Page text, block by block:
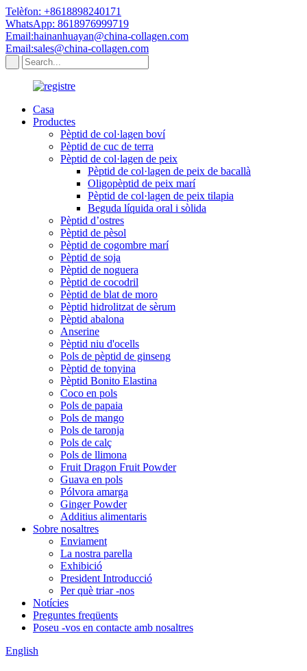
Telèfon: +8618898240171
WhatsApp: 8618976999719
Email:hainanhuayan@china-collagen.com
Email:sales@china-collagen.com
Casa
Productes
Pèptid de col·lagen boví
Pèptid de cuc de terra
Pèptid de col·lagen de peix
Pèptid de col·lagen de peix de bacallà
Oligopèptid de peix marí
Pèptid de col·lagen de peix tilapia
Beguda líquida oral i sòlida
Pèptid d’ostres
Pèptid de pèsol
Pèptid de cogombre marí
Pèptid de soja
Pèptid de noguera
Pèptid de cocodril
Pèptid de blat de moro
Pèptid hidrolitzat de sèrum
Pèptid abalona
Anserine
Pèptid niu d'ocells
Pols de pèptid de ginseng
Pèptid de tonyina
Pèptid Bonito Elastina
Coco en pols
Pols de papaia
Pols de mango
Pols de taronja
Pols de calç
Pols de llimona
Fruit Dragon Fruit Powder
Guava en pols
Pólvora amarga
Ginger Powder
Additius alimentaris
Sobre nosaltres
Enviament
La nostra parella
Exhibició
President Introducció
Per què triar -nos
Notícies
Preguntes freqüents
Poseu -vos en contacte amb nosaltres
English